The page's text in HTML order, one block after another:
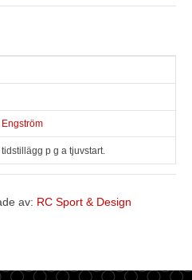
Engström
p g a tjuvstart.
av: RC Sport & Design